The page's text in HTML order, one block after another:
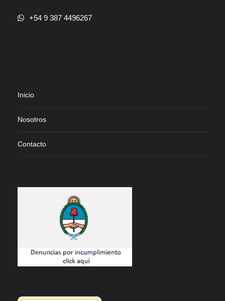
+54 9 387 4496267
Inicio
Nosotros
Contacto